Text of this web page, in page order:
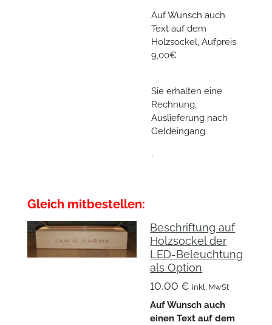
Auf Wunsch auch
Text auf dem
Holzsockel, Aufpreis
9,00€
Sie erhalten eine
Rechnung,
Auslieferung nach
Geldeingang.
.
Gleich mitbestellen:
Beschriftung auf
Holzsockel der
LED-Beleuchtung
als Option
10,00 € inkl. MwSt
Auf Wunsch auch
einen Text auf dem